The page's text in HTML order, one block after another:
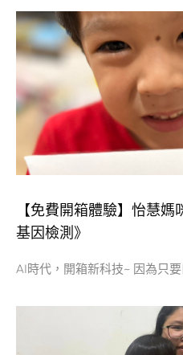
【免費開箱體驗】怡慧
基因檢測》
AI時代，開箱新科技~ 因為只